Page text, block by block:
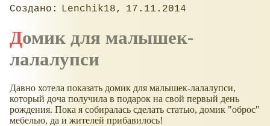
Lenchik18 17.11.2014
Домик для малышек-
лалалупси
Давно хотела показать домик для малышек-лалалупси,
который доча получила в подарок на свой первый день
рождения. Пока я собиралась сделать статью, домик "оброс"
мебелью, да и жителей прибавилось!